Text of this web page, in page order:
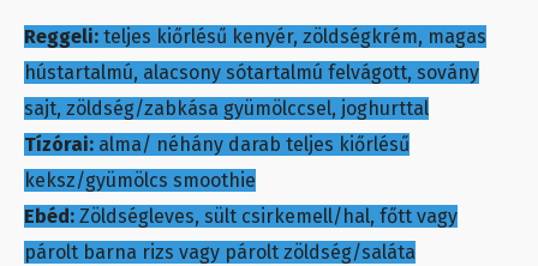
Reggeli: teljes kiőrlésű kenyér, zöldségkrém, magas
hústartalmú, alacsony sótartalmú felvágott, sovány
sajt, zöldség/zabkása gyümölccsel, joghurttal
Tízórai: alma/ néhány darab teljes kiőrlésű
keksz/gyümölcs smoothie
Ebéd: Zöldségleves, sült csirkemell/hal, főtt vagy
párolt barna rizs vagy párolt zöldség/saláta